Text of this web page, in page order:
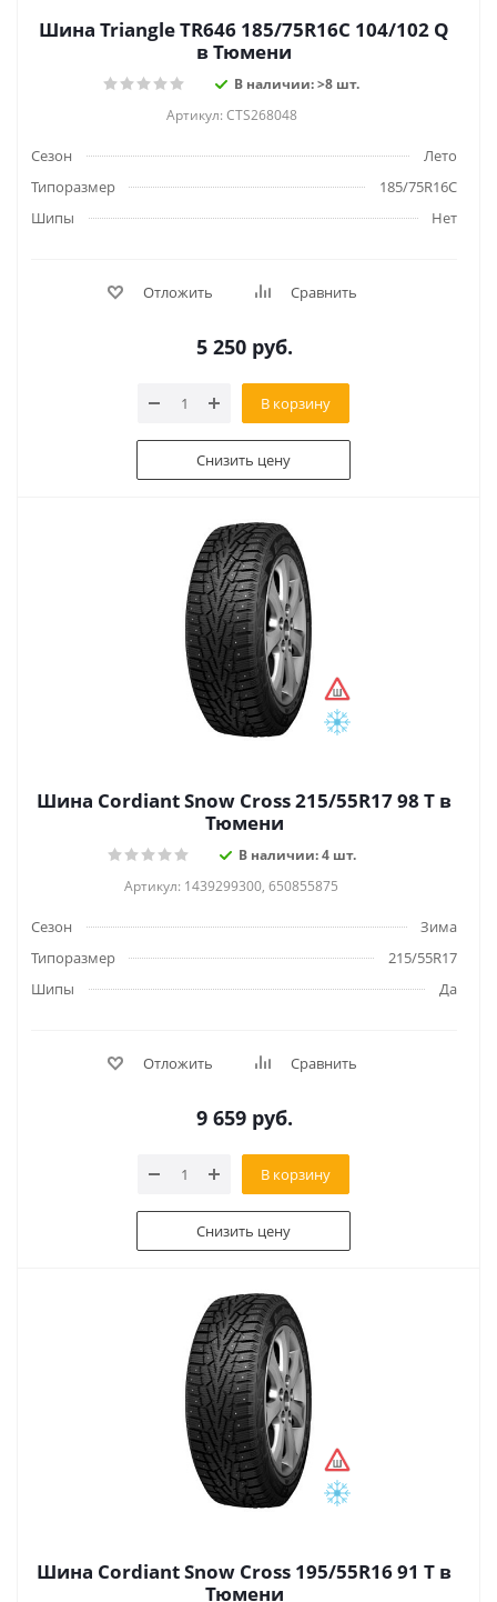
Шина Triangle TR646 185/75R16C 104/102 Q
в Тюмени
В наличии: >8 шт.
Артикул: CTS268048
Сезон
Лето
Типоразмер
185/75R16C
Шипы
Нет
Отложить Сравнить
5 250 руб.
В корзину
Снизить цену
Шина Cordiant Snow Cross 215/55R17 98 T в
Тюмени
В наличии: 4 шт.
Артикул: 1439299300, 650855875
Сезон
Зима
Типоразмер
215/55R17
Шипы
Да
Отложить Сравнить
9 659 руб.
В корзину
Снизить цену
Шина Cordiant Snow Cross 195/55R16 91 T в
Тюмени